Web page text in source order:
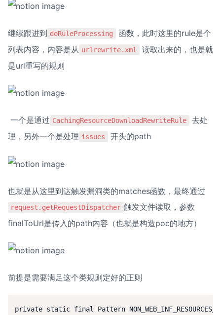
继续跟进到 doRuleProcessing
函数，此时这里的rule是个
列表内容，内容是从 urlrewrite.xml
读取出来的，也是就
是url重写的规则
一个是通过 CachingResourceDownloadRewriteRule
去处
理，另外一个是处理 issues 开头的path
也就是从这里到达触发漏洞类的matches函数，最终通过
request.getRequestDispatcher 触发文件读取，参数
finalToUrl是传入的path内容（也就是构造poc的地方）
前提是需要满足这个类规则定好的正则
private static final Pattern